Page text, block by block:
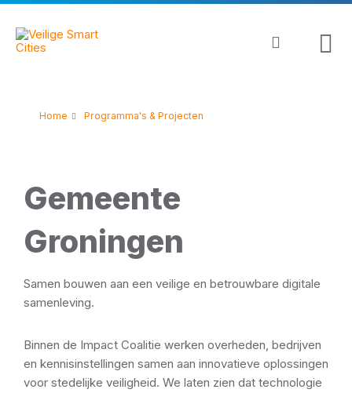
Skip
content
Skip
main
navigation
Skip
footer
Home Programma's & Projecten
Gemeente
Groningen
Samen bouwen aan een veilige en betrouwbare digitale
samenleving.
Binnen de Impact Coalitie werken overheden, bedrijven
en kennisinstellingen samen aan innovatieve oplossingen
voor stedelijke veiligheid. We laten zien dat technologie